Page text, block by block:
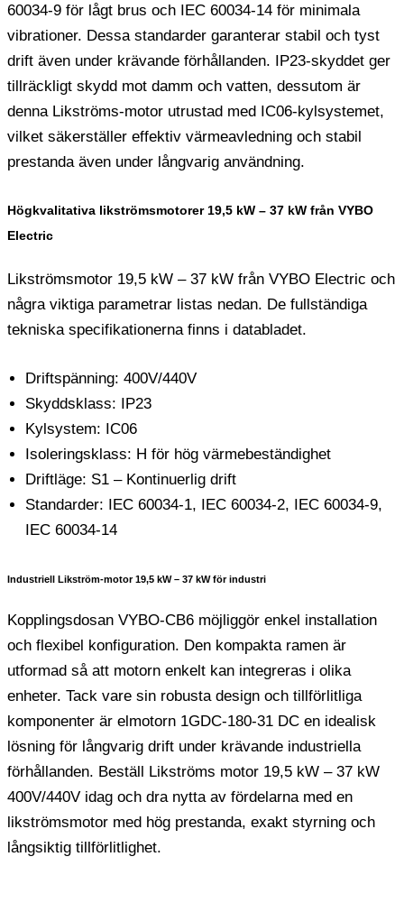
60034-9 för lågt brus och IEC 60034-14 för minimala
vibrationer. Dessa standarder garanterar stabil och tyst
drift även under krävande förhållanden. IP23-skyddet ger
tillräckligt skydd mot damm och vatten, dessutom är
denna Likströms-motor utrustad med IC06-kylsystemet,
vilket säkerställer effektiv värmeavledning och stabil
prestanda även under långvarig användning.
Högkvalitativa likströmsmotorer 19,5 kW – 37 kW från VYBO
Electric
Likströmsmotor 19,5 kW – 37 kW från VYBO Electric och
några viktiga parametrar listas nedan. De fullständiga
tekniska specifikationerna finns i databladet.
Driftspänning: 400V/440V
Skyddsklass: IP23
Kylsystem: IC06
Isoleringsklass: H för hög värmebeständighet
Driftläge: S1 – Kontinuerlig drift
Standarder: IEC 60034-1, IEC 60034-2, IEC 60034-9,
IEC 60034-14
Industriell Likström-motor 19,5 kW – 37 kW för industri
Kopplingsdosan VYBO-CB6 möjliggör enkel installation
och flexibel konfiguration. Den kompakta ramen är
utformad så att motorn enkelt kan integreras i olika
enheter. Tack vare sin robusta design och tillförlitliga
komponenter är elmotorn 1GDC-180-31 DC en idealisk
lösning för långvarig drift under krävande industriella
förhållanden. Beställ Likströms motor 19,5 kW – 37 kW
400V/440V idag och dra nytta av fördelarna med en
likströmsmotor med hög prestanda, exakt styrning och
långsiktig tillförlitlighet.